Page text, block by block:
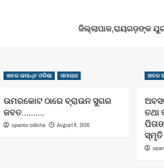
ଜିଲ୍ଲାପାଳ,ରାୟଗଡ଼ଙ୍କ
ଖବର ଉପାନ୍ତ ଓଡିଶା ସମାଚାର
ଉମରକୋଟ ଠାରେ ବ୍ରାଉନ ସୁଗର
ଜବତ……….
upanta odisha August 8, 2026
ଖବର
ତଥା
ସ୍ମୃତି